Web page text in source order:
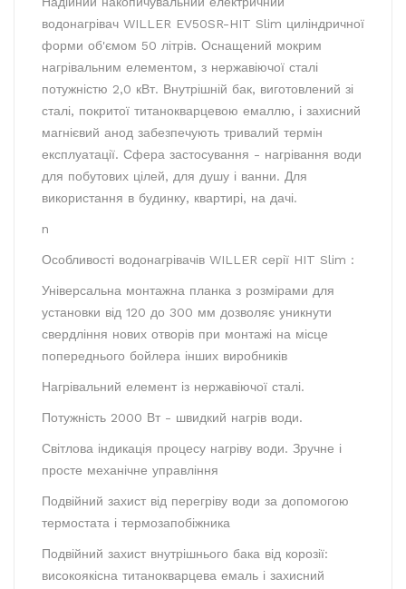
водонагрівач WILLER EV50SR-HIT Slim циліндричної
форми об'ємом 50 літрів. Оснащений мокрим
нагрівальним елементом, з нержавіючої сталі
потужністю 2,0 кВт. Внутрішній бак, виготовлений зі
сталі, покритої титанокварцевою емаллю, і захисний
магнієвий анод забезпечують тривалий термін
експлуатації. Сфера застосування - нагрівання води
для побутових цілей, для душу і ванни. Для
використання в будинку, квартирі, на дачі.
n
Особливості водонагрівачів WILLER серії HIT Slim :
Універсальна монтажна планка з розмірами для
установки від 120 до 300 мм дозволяє уникнути
свердління нових отворів при монтажі на місце
попереднього бойлера інших виробників
Нагрівальний елемент із нержавіючої сталі.
Потужність 2000 Вт - швидкий нагрів води.
Світлова індикація процесу нагріву води. Зручне і
просте механічне управління
Подвійний захист від перегріву води за допомогою
термостата і термозапобіжника
Подвійний захист внутрішнього бака від корозії:
високоякісна титанокварцева емаль і захисний